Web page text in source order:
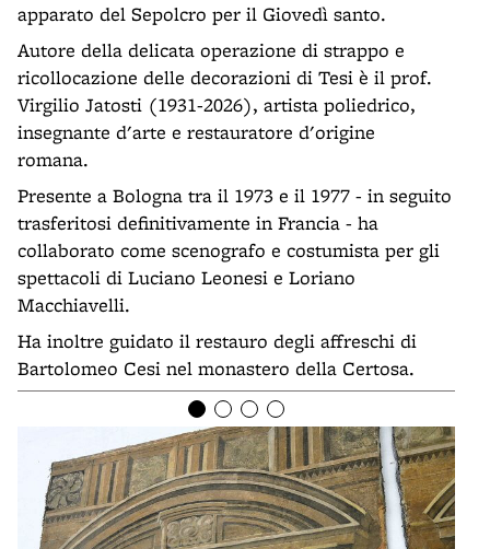
apparato del Sepolcro per il Giovedì santo.
Autore della delicata operazione di strappo e
ricollocazione delle decorazioni di Tesi è il prof.
Virgilio Jatosti (1931-2026), artista poliedrico,
insegnante d'arte e restauratore d'origine
romana.
Presente a Bologna tra il 1973 e il 1977 - in seguito
trasferitosi definitivamente in Francia - ha
collaborato come scenografo e costumista per gli
spettacoli di Luciano Leonesi e Loriano
Macchiavelli.
Ha inoltre guidato il restauro degli affreschi di
Bartolomeo Cesi nel monastero della Certosa.